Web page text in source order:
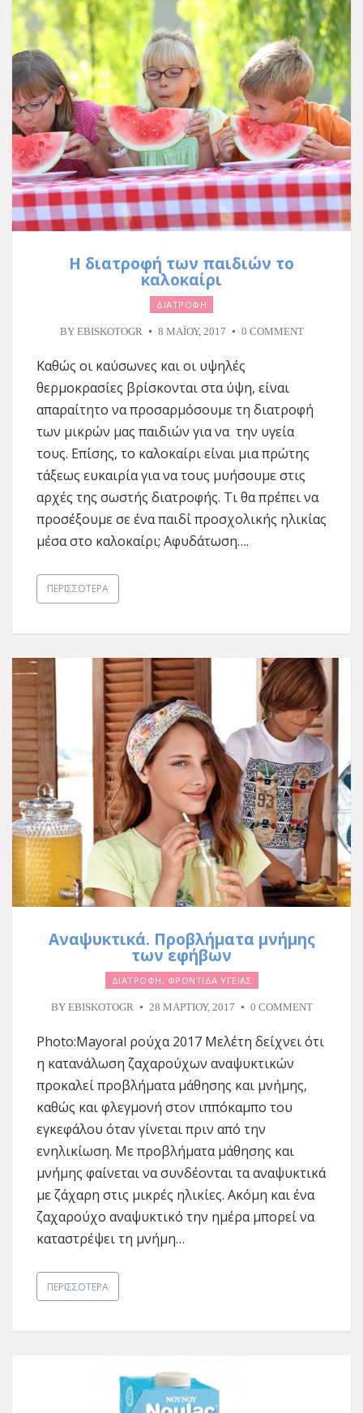
Η διατροφή των παιδιών το
καλοκαίρι
ΔΙΑΤΡΟΦΗ
BY EBISKOTOGR 8 ΜΑΪ́ΟΥ, 2017 0 COMMENT
Καθώς οι καύσωνες και οι υψηλές
θερμοκρασίες βρίσκονται στα ύψη, είναι
απαραίτητο να προσαρμόσουμε τη διατροφή
των μικρών μας παιδιών για να την υγεία
τους. Επίσης, το καλοκαίρι είναι μια πρώτης
τάξεως ευκαιρία για να τους μυήσουμε στις
αρχές της σωστής διατροφής. Τι θα πρέπει να
προσέξουμε σε ένα παιδί προσχολικής ηλικίας
μέσα στο καλοκαίρι; Αφυδάτωση….
ΠΕΡΙΣΣΌΤΕΡΑ
Αναψυκτικά. Προβλήματα μνήμης
των εφήβων
ΔΙΑΤΡΟΦΗ, ΦΡΟΝΤΙΔΑ ΥΓΕΙΑΣ
BY EBISKOTOGR 28 ΜΑΡΤΊΟΥ, 2017 0 COMMENT
Photo:Mayoral ρούχα 2017 Μελέτη δείχνει ότι
η κατανάλωση ζαχαρούχων αναψυκτικών
προκαλεί προβλήματα μάθησης και μνήμης,
καθώς και φλεγμονή στον ιππόκαμπο του
εγκεφάλου όταν γίνεται πριν από την
ενηλικίωση. Με προβλήματα μάθησης και
μνήμης φαίνεται να συνδέονται τα αναψυκτικά
με ζάχαρη στις μικρές ηλικίες. Ακόμη και ένα
ζαχαρούχο αναψυκτικό την ημέρα μπορεί να
καταστρέψει τη μνήμη…
ΠΕΡΙΣΣΌΤΕΡΑ